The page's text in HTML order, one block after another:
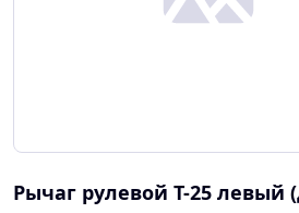
Рычаг рулевой Т-25 левый